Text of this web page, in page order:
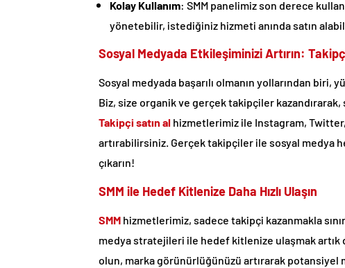
Kolay Kullanım: SMM panelimiz son derece
yönetebilir, istediğiniz hizmeti anında satın
Sosyal Medyada Etkileşiminizi Artırın:
Sosyal medyada başarılı olmanın yollarından biri,
Biz, size organik ve gerçek takipçiler
Takipçi satın al hizmetlerimiz ile Instagram,
artırabilirsiniz. Gerçek takipçiler ile sosyal medya
çıkarın!
SMM ile Hedef Kitlenize Daha Hızlı Ulaşın
SMM hizmetlerimiz, sadece takipçi kazanmakla
medya stratejileri ile hedef kitlenize ulaşmak artık
olun, marka görünürlüğünüzü artırarak potansiyel